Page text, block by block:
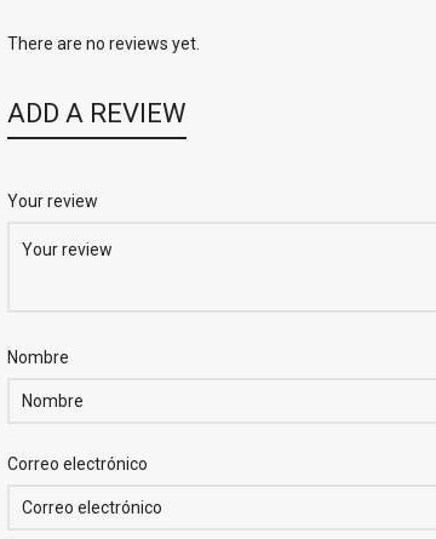
There are no reviews yet.
ADD A REVIEW
Your review
Nombre
Correo electrónico